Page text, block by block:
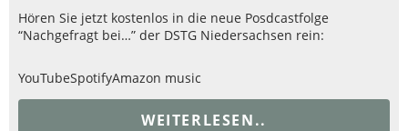
Hören Sie jetzt kostenlos in die neue Posdcastfolge
“Nachgefragt bei…” der DSTG Niedersachsen rein:
YouTubeSpotifyAmazon music
WEITERLESEN..